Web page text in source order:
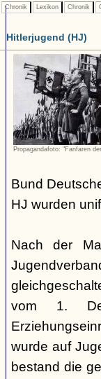
Chronik Lexikon Chronik
Hitlerjugend (HJ)
Propagandafoto: "Fanfaren
Bund
HJ wurden
Nach der
vom 1.
wurde auf
bestand die